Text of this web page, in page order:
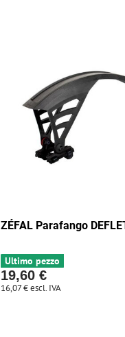
ZÉFAL Parafango
Ultimo pezzo
19,60 €
16,07 €escl. IVA